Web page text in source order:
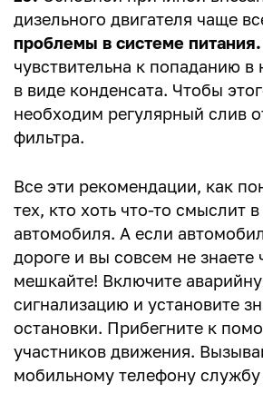
дизельного двигателя чаще
проблемы в системе питания.
чувствительна к попаданию
в виде конденсата. Чтобы
необходим регулярный слив
фильтра.
Все эти рекомендации, как
тех, кто хоть что-то смыслит
автомобиля. А если
дороге и вы совсем не знаете
мешкайте! Включите
сигнализацию и установите
остановки. Прибегните к
участников движения.
мобильному телефону службу